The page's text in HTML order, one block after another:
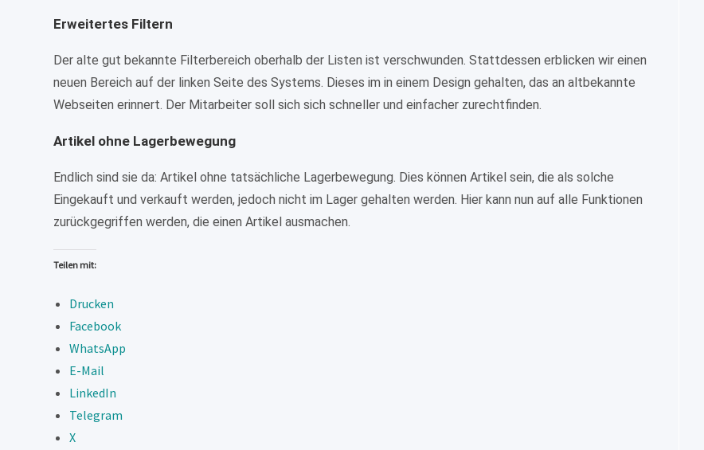
Erweitertes Filtern
Der alte gut bekannte Filterbereich oberhalb der Listen ist verschwunden. Stattdessen erblicken wir einen
neuen Bereich auf der linken Seite des Systems. Dieses im in einem Design gehalten, das an altbekannte
Webseiten erinnert. Der Mitarbeiter soll sich sich schneller und einfacher zurechtfinden.
Artikel ohne Lagerbewegung
Endlich sind sie da: Artikel ohne tatsächliche Lagerbewegung. Dies können Artikel sein, die als solche
Eingekauft und verkauft werden, jedoch nicht im Lager gehalten werden. Hier kann nun auf alle Funktionen
zurückgegriffen werden, die einen Artikel ausmachen.
Teilen mit:
Drucken
Facebook
WhatsApp
E-Mail
LinkedIn
Telegram
X